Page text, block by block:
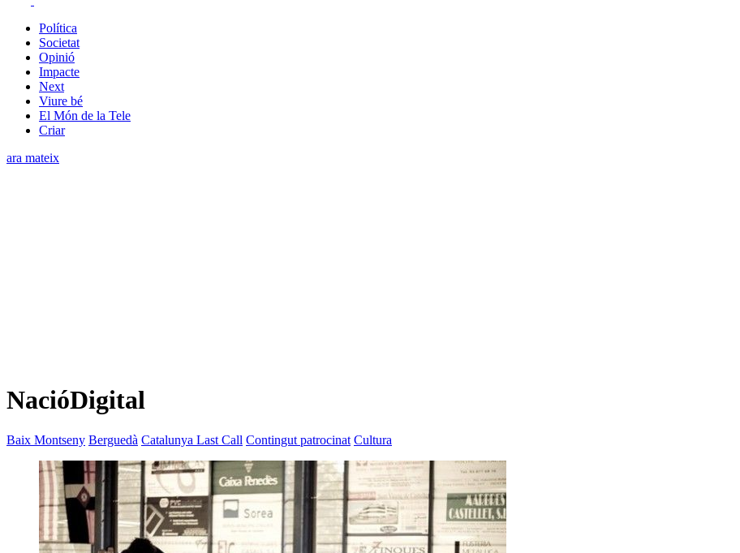
Política
Societat
Opinió
Impacte
Next
Viure bé
El Món de la Tele
Criar
ara mateix
NacióDigital
Baix Montseny Berguedà Catalunya Last Call Contingut patrocinat Cultura